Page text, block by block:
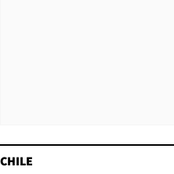
CHILE